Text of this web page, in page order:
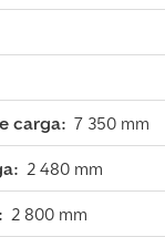
carga: 7 350 mm
2 480 mm
2 800 mm